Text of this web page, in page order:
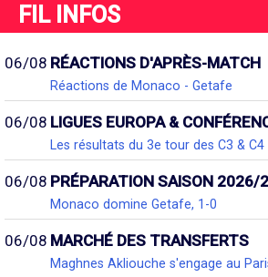
FIL INFOS
06/08 RÉACTIONS D'APRÈS-MATCH
Réactions de Monaco - Getafe
06/08 LIGUES EUROPA &
Les résultats du 3e tour des C3 & C4
06/08 PRÉPARATION SAISON 2026/
Monaco domine Getafe, 1-0
06/08 MARCHÉ DES TRANSFERTS
Maghnes Akliouche s'engage au